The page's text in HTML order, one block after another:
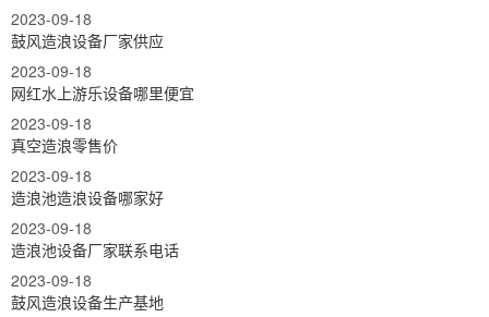
2023-09-18
鼓风造浪设备厂家供应
2023-09-18
网红水上游乐设备哪里便宜
2023-09-18
真空造浪零售价
2023-09-18
造浪池造浪设备哪家好
2023-09-18
造浪池设备厂家联系电话
2023-09-18
鼓风造浪设备生产基地